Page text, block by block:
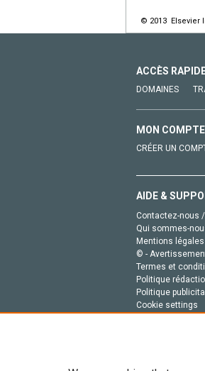
© 2013 Elsevier
ACCÈS
DOMAINES
MON COMPTE
CRÉER UN
AIDE &
Contactez-nous /
Qui sommes-
Mentions légales
© -
Termes et
Politique
Politique
Cookie settings